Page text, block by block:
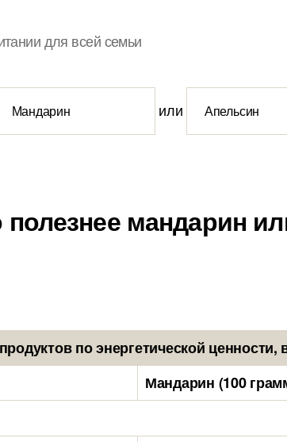
для всей семьи
или
полезнее мандарин
по энергетической
Мандарин (100